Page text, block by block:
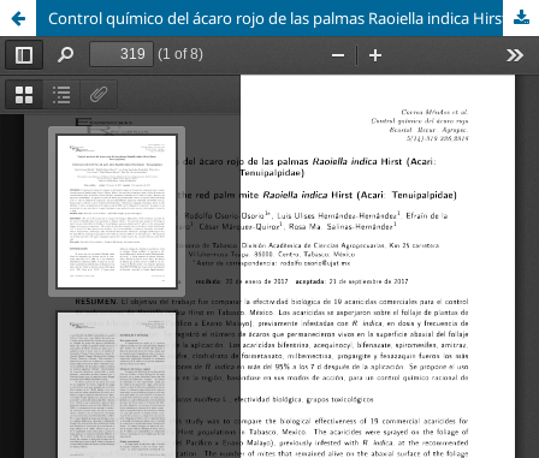
Control químico del ácaro rojo de las palmas Raoiella indica Hirst (Acari: Tenuipalpidae)